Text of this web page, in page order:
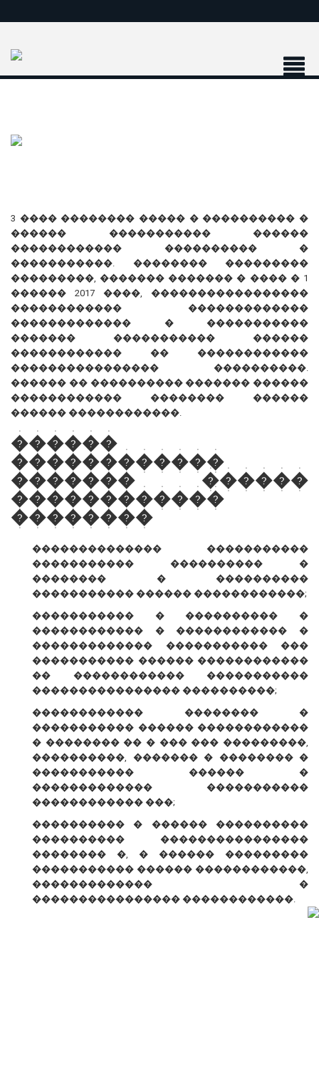
3 ���� �������� ����� � ���������� �
������ ����������� ������
������������ ���������� �
�����������. �������� ���������
���������, ������� ������� � ���� � 1
������ 2017 ����, �����������������
������������ �������������
������������� � �����������
������� ����������� ������
������������ �� ������������
���������������� ����������.
������ �� ���������� ������� ������
������������ �������� ������
������ ������������.
������
������������
������� ������
������������
��������
�������������� �����������
����������� ���������� �
�������� � ����������
����������� ������ ������������;
����������� � ���������� �
������������ � ������������ �
������������� ����������� ���
����������� ������ ������������
�� ������������ �����������
���������������� ����������;
������������ �������� �
����������� ������ ������������
� �������� �� � ��� ��� ���������,
����������, ������� � �������� �
����������� ������ �
������������� �����������
������������ ���;
���������� � ������ ����������
���������� ����������������
�������� �, � ������ ���������
����������� ������ ������������,
������������� �
���������������� ������������.